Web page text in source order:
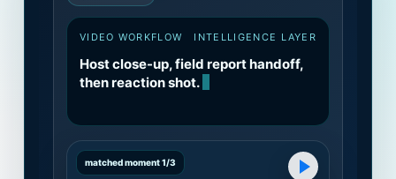
VIDEO WORKFLOW INTELLIGENCE LAYER
Host close-up, field report handoff,
then reaction shot.
matched moment 1/3